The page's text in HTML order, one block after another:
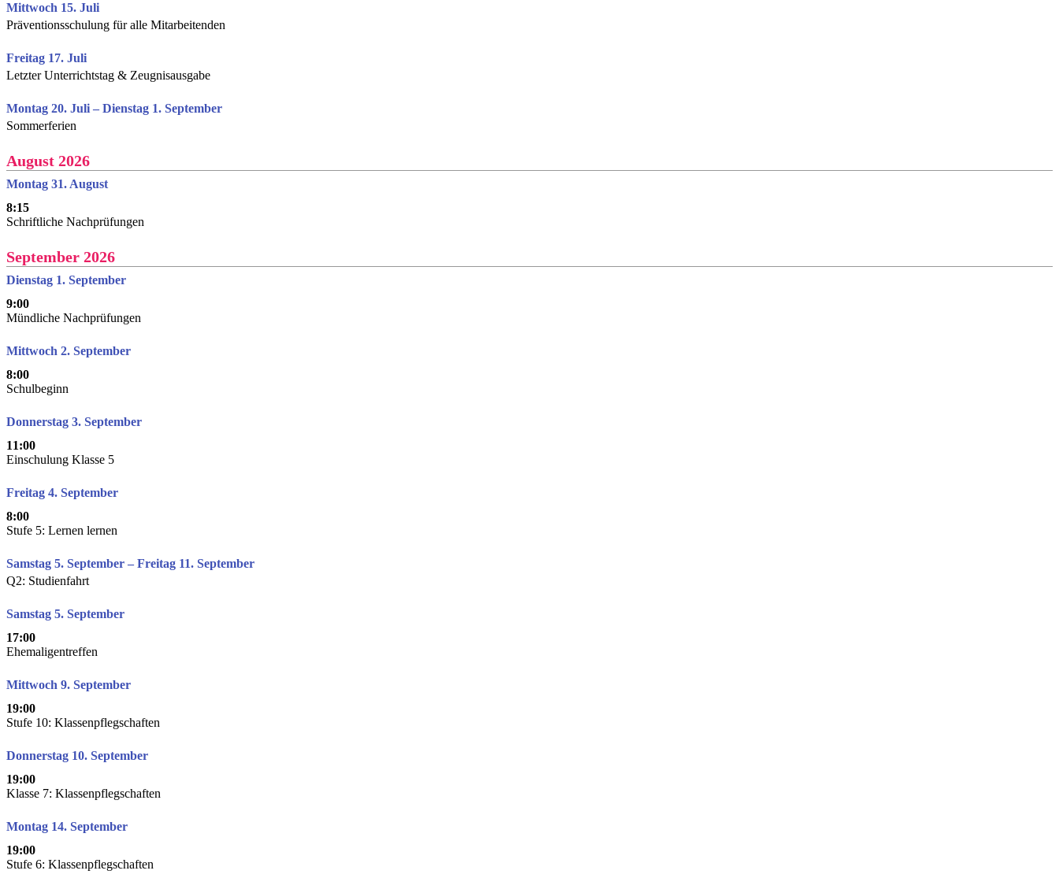
Mittwoch 15. Juli
Präventionsschulung für alle Mitarbeitenden
Freitag 17. Juli
Letzter Unterrichtstag & Zeugnisausgabe
Montag 20. Juli – Dienstag 1. September
Sommerferien
August 2026
Montag 31. August
8:15
Schriftliche Nachprüfungen
September 2026
Dienstag 1. September
9:00
Mündliche Nachprüfungen
Mittwoch 2. September
8:00
Schulbeginn
Donnerstag 3. September
11:00
Einschulung Klasse 5
Freitag 4. September
8:00
Stufe 5: Lernen lernen
Samstag 5. September – Freitag 11. September
Q2: Studienfahrt
Samstag 5. September
17:00
Ehemaligentreffen
Mittwoch 9. September
19:00
Stufe 10: Klassenpflegschaften
Donnerstag 10. September
19:00
Klasse 7: Klassenpflegschaften
Montag 14. September
19:00
Stufe 6: Klassenpflegschaften